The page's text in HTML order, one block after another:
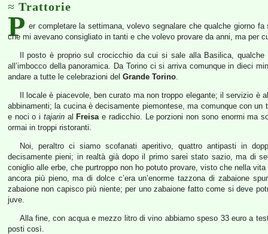
Trattorie
P er completare la settimana, volevo segnalare che qualche giorno
che mi avevano consigliato in tanti e che volevo provare da anni, ma per
Il posto è proprio sul crocicchio da cui si sale alla Basilica,
all’imbocco della panoramica. Da Torino ci si arriva comunque in dieci
andare a tutte le celebrazioni del Grande Torino.
Il locale è piacevole, ben curato ma non troppo elegante; il servizio
abbinamenti; la cucina è decisamente piemontese, ma comunque con
e noci o i tajarinal Freisae radicchio. Le porzioni non sono enormi ma
ormai in troppi ristoranti.
Noi, peraltro ci siamo scofanati aperitivo, quattro antipasti in
decisamente pieni; in realtà già dopo il primo sarei stato sazio, ma di
coniglio alle erbe, che purtroppo non ho potuto provare, visto che nella
ancora più pieno, ma di dolce c’era un’enorme tazzona di zabaione
zabaione non capisco più niente; per uno zabaione fatto come si deve
juve.
Alla fine, con acqua e mezzo litro di vino abbiamo speso 33 euro a
posti così.